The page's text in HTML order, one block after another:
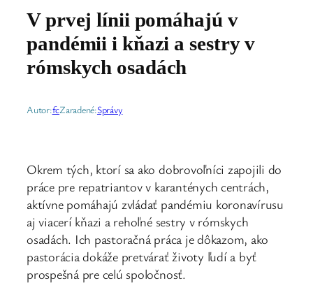
V prvej línii pomáhajú v
pandémii i kňazi a sestry v
rómskych osadách
Autor:fcZaradené:Správy
Okrem tých, ktorí sa ako dobrovoľníci zapojili do
práce pre repatriantov v karanténych centrách,
aktívne pomáhajú zvládať pandémiu koronavírusu
aj viacerí kňazi a rehoľné sestry v rómskych
osadách. Ich pastoračná práca je dôkazom, ako
pastorácia dokáže pretvárať životy ľudí a byť
prospešná pre celú spoločnosť.